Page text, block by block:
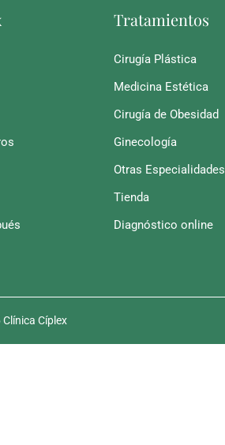
Tratamientos
Cirugía Plástica
Medicina Estética
Cirugía de Obesidad
Ginecología
Otras Especialidades
Tienda
Diagnóstico online
Cíplex